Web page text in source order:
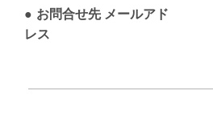
お問合せ先 メールアド
レス